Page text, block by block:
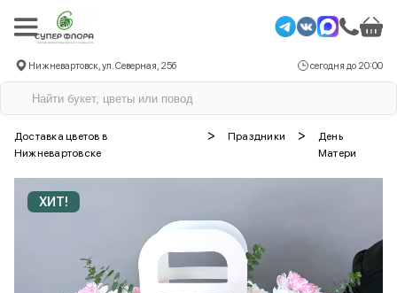
Нижневартовск, ул. Северная, 25б сегодня до 20:00
Доставка цветов в
Нижневартовске
> Праздники >
День
Матери
ХИТ!